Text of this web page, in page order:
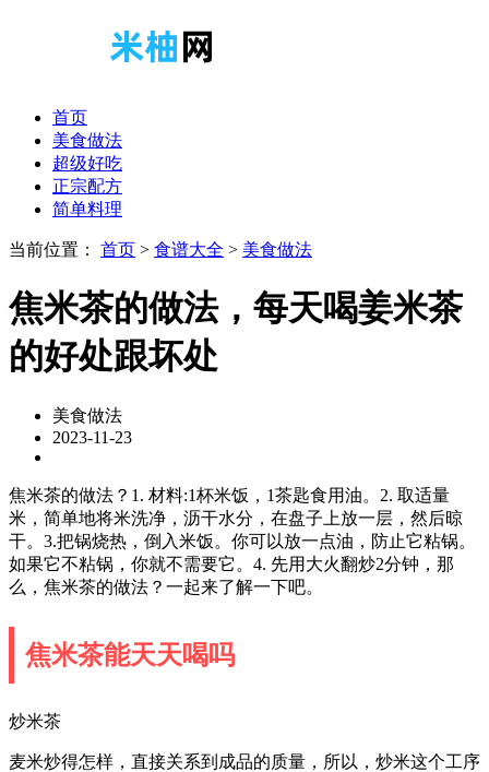
首页
美食做法
超级好吃
正宗配方
简单料理
当前位置： 首页 > 食谱大全 > 美食做法
焦米茶的做法，每天喝姜米茶
的好处跟坏处
美食做法
2023-11-23
焦米茶的做法？1. 材料:1杯米饭，1茶匙食用油。2. 取适量
米，简单地将米洗净，沥干水分，在盘子上放一层，然后晾
干。3.把锅烧热，倒入米饭。你可以放一点油，防止它粘锅。
如果它不粘锅，你就不需要它。4. 先用大火翻炒2分钟，那
么，焦米茶的做法？一起来了解一下吧。
焦米茶能天天喝吗
炒米茶
麦米炒得怎样，直接关系到成品的质量，所以，炒米这个工序